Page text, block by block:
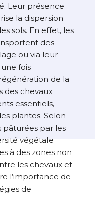
Leur présence
la dispersion
sols. En effet, les
des
ou via leur
fois
de la
des chevaux
essentiels,
plantes. Selon
pâturées par les
végétale
à des zones non
les chevaux et
l’importance de
de